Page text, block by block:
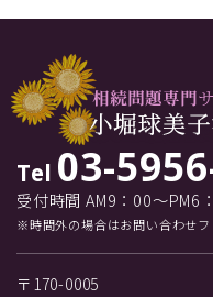
Tel 03-
受付時間 AM9：00～PM6
※時間外の場合はお問い合わせフ
〒170-0005